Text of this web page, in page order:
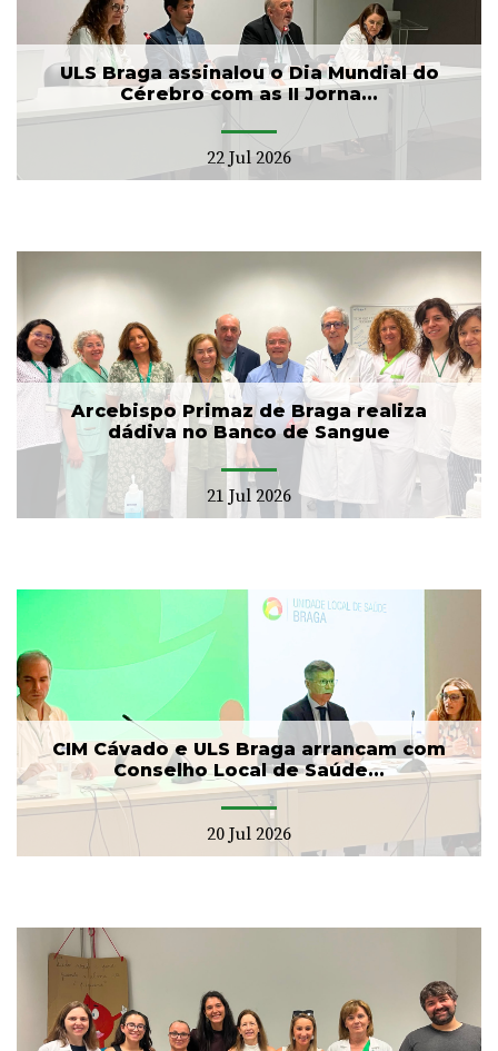
ULS Braga assinalou o Dia Mundial do
Cérebro com as II Jorna...
22 Jul 2026
Arcebispo Primaz de Braga realiza
dádiva no Banco de Sangue
21 Jul 2026
CIM Cávado e ULS Braga arrancam com
Conselho Local de Saúde...
20 Jul 2026